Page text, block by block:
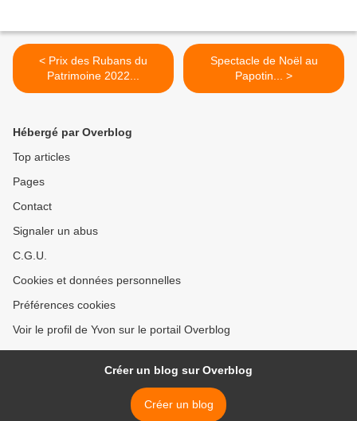
< Prix des Rubans du
Patrimoine 2022...
Spectacle de Noël au
Papotin... >
Hébergé par Overblog
Top articles
Pages
Contact
Signaler un abus
C.G.U.
Cookies et données personnelles
Préférences cookies
Voir le profil de Yvon sur le portail Overblog
Créer un blog sur Overblog
Créer un blog